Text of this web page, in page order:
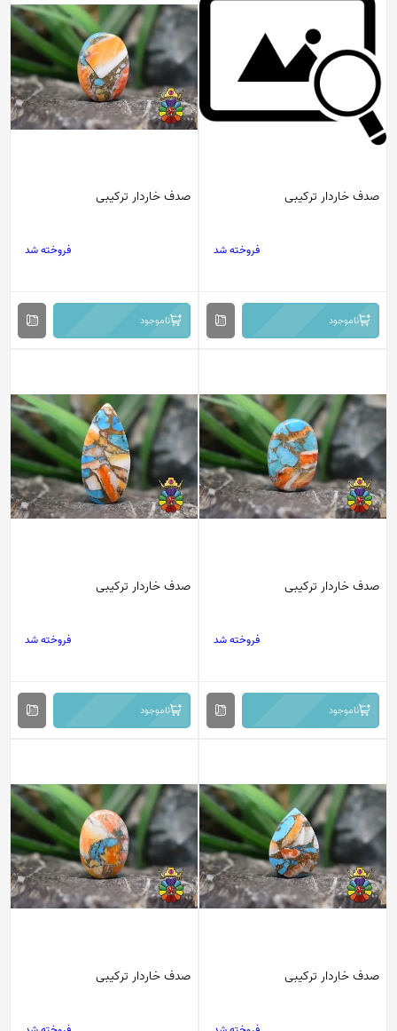
صدف خاردار ترکیبی
فروخته شد
ناموجود
صدف خاردار ترکیبی
فروخته شد
ناموجود
صدف خاردار ترکیبی
فروخته شد
ناموجود
صدف خاردار ترکیبی
فروخته شد
ناموجود
صدف خاردار ترکیبی صدف خاردار ترکیبی